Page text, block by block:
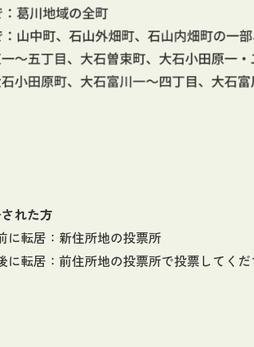
れた方
に転居：新住所地の投票所
に転居：前住所地の投票所で投票してく